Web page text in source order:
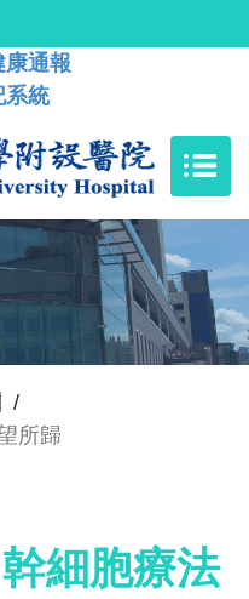
康通報
系統
/
所歸
細胞療法